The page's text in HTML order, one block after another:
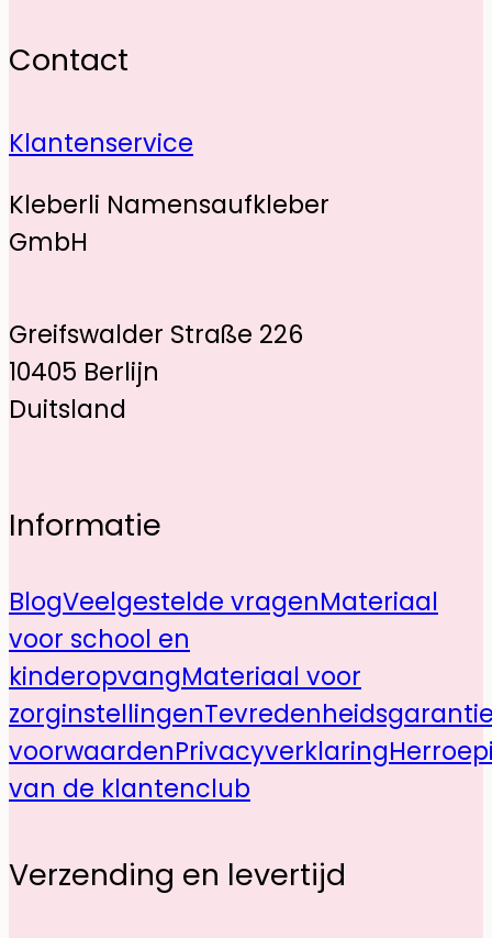
Contact
Klantenservice
Kleberli Namensaufkleber
GmbH
Greifswalder Straße 226
10405 Berlijn
Duitsland
Informatie
BlogVeelgestelde vragenMateriaal
voor school en
kinderopvangMateriaal voor
zorginstellingen
voorwaardenPrivacyverklaring
van de klantenclub
Verzending en levertijd